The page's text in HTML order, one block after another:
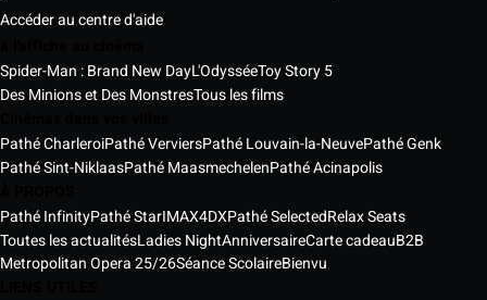
Accéder au centre d'aide
Spider-Man : Brand New DayL'OdysséeToy Story 5
Des Minions et Des MonstresTous les films
Pathé CharleroiPathé VerviersPathé Louvain-la-NeuvePathé Genk
Pathé Sint-NiklaasPathé MaasmechelenPathé Acinapolis
Pathé InfinityPathé StarIMAX4DXPathé SelectedRelax Seats
Toutes les actualitésLadies NightAnniversaireCarte cadeauB2B
Metropolitan Opera 25/26Séance ScolaireBienvu